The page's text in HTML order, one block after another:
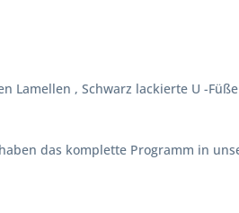
, Schwarz lackierte U -
das komplette Programm in